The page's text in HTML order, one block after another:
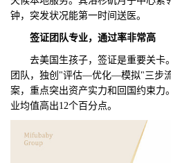
钟，突发状况能第一时间送医。
签证团队专业，通过率非常高
去美国生孩子，签证是重要关卡
团队，独创"评估—优化—模拟"三步
案，重点突出资产实力和回国约束力
业均值高出12个百分点。